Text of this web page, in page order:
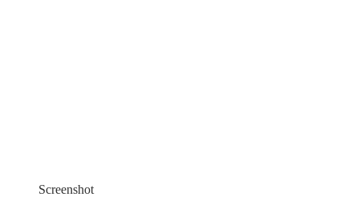
Screenshot